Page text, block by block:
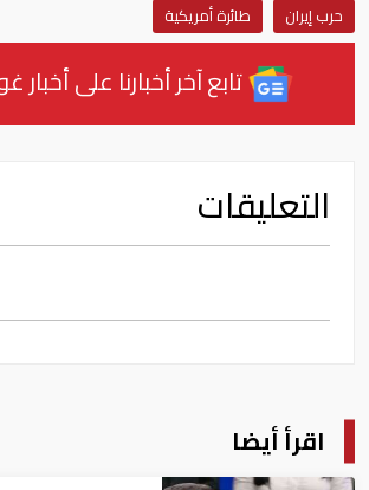
حرب إيران
طائرة أمريكية
تابع آخر أخبارنا على أخبار
التعليقات
اقرأ أيضا